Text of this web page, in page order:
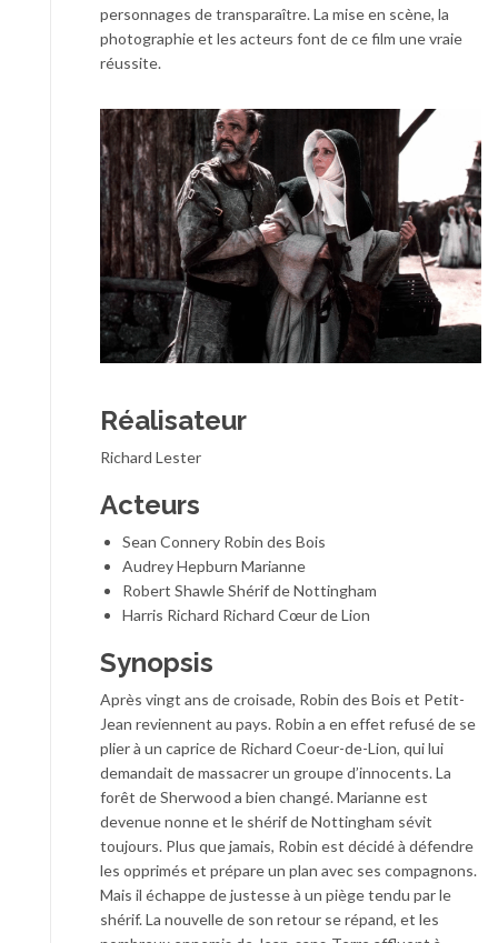
personnages de transparaître. La mise en scène, la
photographie et les acteurs font de ce film une vraie
réussite.
Réalisateur
Richard Lester
Acteurs
Sean Connery Robin des Bois
Audrey Hepburn Marianne
Robert Shawle Shérif de Nottingham
Harris Richard Richard Cœur de Lion
Synopsis
Après vingt ans de croisade, Robin des Bois et Petit-
Jean reviennent au pays. Robin a en effet refusé de se
plier à un caprice de Richard Coeur-de-Lion, qui lui
demandait de massacrer un groupe d’innocents. La
forêt de Sherwood a bien changé. Marianne est
devenue nonne et le shérif de Nottingham sévit
toujours. Plus que jamais, Robin est décidé à défendre
les opprimés et prépare un plan avec ses compagnons.
Mais il échappe de justesse à un piège tendu par le
shérif. La nouvelle de son retour se répand, et les